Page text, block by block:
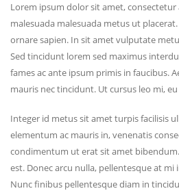
Lorem ipsum dolor sit amet,
malesuada malesuada metus ut
ornare sapien. In sit amet vulputate
Sed tincidunt lorem sed maximus
fames ac ante ipsum primis in faucibus.
mauris nec tincidunt. Ut cursus leo mi,
Integer id metus sit amet turpis facilisis
elementum ac mauris in, venenatis
condimentum ut erat sit amet
est. Donec arcu nulla, pellentesque at
Nunc finibus pellentesque diam in